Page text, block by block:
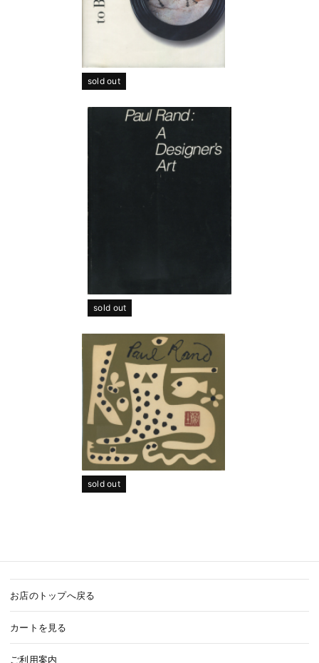
sold out
sold out
sold out
お店のトップへ戻る
カートを見る
ご利用案内